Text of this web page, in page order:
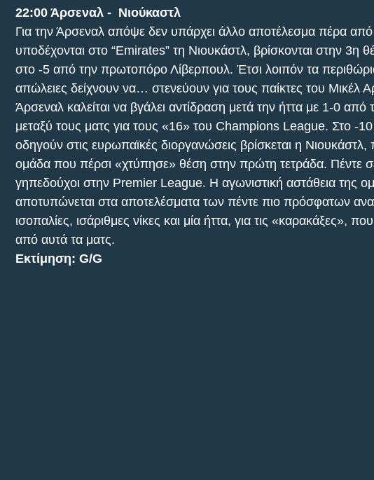
22:00 Άρσεναλ -  Νιούκαστλ
Για την Άρσεναλ απόψε δεν υπάρχει άλλο αποτέλεσμα πέρα από
υποδέχονται στο “Emirates” τη Νιουκάστλ, βρίσκονται στην 3η
στο -5 από την πρωτοπόρο Λίβερπουλ. Έτσι λοιπόν τα
απώλειες δείχνουν να… στενεύουν για τους παίκτες του Μικέλ
Άρσεναλ καλείται να βγάλει αντίδραση μετά την ήττα με 1-0
μεταξύ τους ματς για τους «16» του Champions League. Στο -10
οδηγούν στις ευρωπαϊκές διοργανώσεις βρίσκεται η Νιουκάστλ,
ομάδα που πέρσι «χτύπησε» θέση στην πρώτη τετράδα. Πέντε
γηπεδούχοι στην Premier League. Η αγωνιστική αστάθεια της
αποτυπώνεται στα αποτελέσματα των πέντε πιο πρόσφατων
ισοπαλίες, ισάριθμες νίκες και μία ήττα, για τις «καρακάξες»,
από αυτά τα ματς.
Εκτίμηση: G/G